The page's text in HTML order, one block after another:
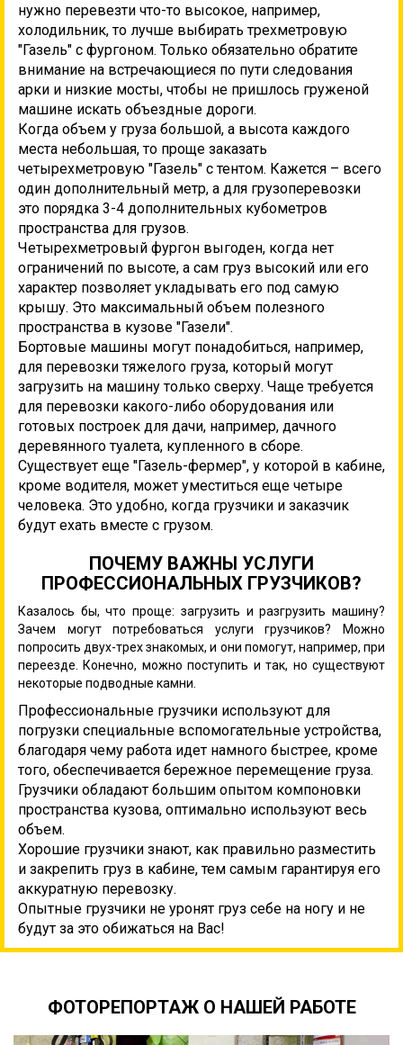
нужно перевезти что-то высокое, например,
холодильник, то лучше выбирать трехметровую
"Газель" с фургоном. Только обязательно обратите
внимание на встречающиеся по пути следования
арки и низкие мосты, чтобы не пришлось груженой
машине искать объездные дороги.
Когда объем у груза большой, а высота каждого
места небольшая, то проще заказать
четырехметровую "Газель" с тентом. Кажется – всего
один дополнительный метр, а для грузоперевозки
это порядка 3-4 дополнительных кубометров
пространства для грузов.
Четырехметровый фургон выгоден, когда нет
ограничений по высоте, а сам груз высокий или его
характер позволяет укладывать его под самую
крышу. Это максимальный объем полезного
пространства в кузове "Газели".
Бортовые машины могут понадобиться, например,
для перевозки тяжелого груза, который могут
загрузить на машину только сверху. Чаще требуется
для перевозки какого-либо оборудования или
готовых построек для дачи, например, дачного
деревянного туалета, купленного в сборе.
Существует еще "Газель-фермер", у которой в кабине,
кроме водителя, может уместиться еще четыре
человека. Это удобно, когда грузчики и заказчик
будут ехать вместе с грузом.
ПОЧЕМУ ВАЖНЫ УСЛУГИ
ПРОФЕССИОНАЛЬНЫХ ГРУЗЧИКОВ?
Казалось бы, что проще: загрузить и разгрузить машину?
Зачем могут потребоваться услуги грузчиков? Можно
попросить двух-трех знакомых, и они помогут, например, при
переезде. Конечно, можно поступить и так, но существуют
некоторые подводные камни.
Профессиональные грузчики используют для
погрузки специальные вспомогательные устройства,
благодаря чему работа идет намного быстрее, кроме
того, обеспечивается бережное перемещение груза.
Грузчики обладают большим опытом компоновки
пространства кузова, оптимально используют весь
объем.
Хорошие грузчики знают, как правильно разместить
и закрепить груз в кабине, тем самым гарантируя его
аккуратную перевозку.
Опытные грузчики не уронят груз себе на ногу и не
будут за это обижаться на Вас!
ФОТОРЕПОРТАЖ О НАШЕЙ РАБОТЕ